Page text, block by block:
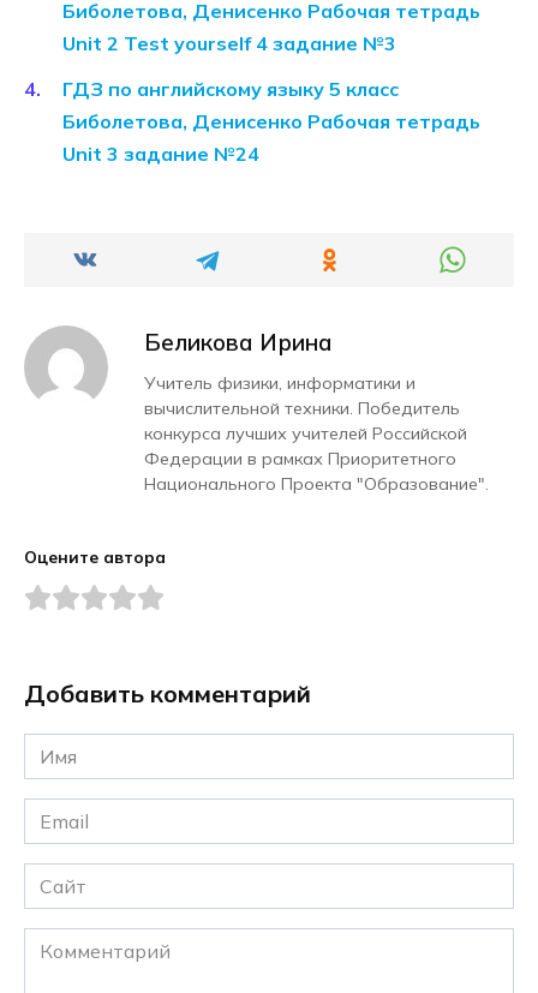
Биболетова, Денисенко Рабочая тетрадь
Unit 2 Test yourself 4 задание №3
ГДЗ по английскому языку 5 класс
Биболетова, Денисенко Рабочая тетрадь
Unit 3 задание №24
Беликова Ирина
Учитель физики, информатики и
вычислительной техники. Победитель
конкурса лучших учителей Российской
Федерации в рамках Приоритетного
Национального Проекта "Образование".
Оцените автора
Добавить комментарий
Имя
*
Email
*
Сайт
Комментарий